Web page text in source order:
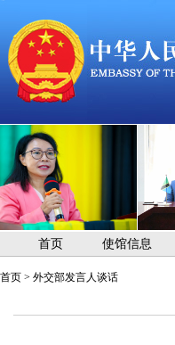
首页 使馆信息
首页 > 外交部发言人谈话